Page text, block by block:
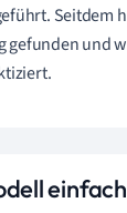
Seitdem
gefunden und